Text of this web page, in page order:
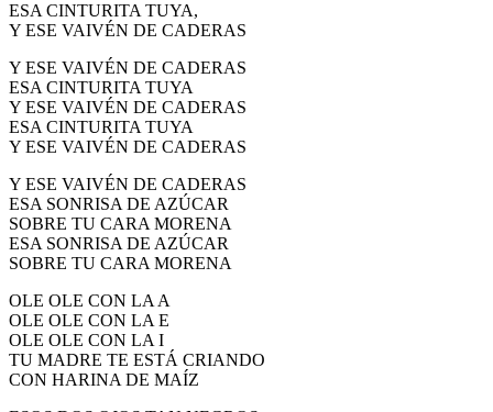
ESA CINTURITA TUYA,
Y ESE VAIVÉN DE CADERAS
Y ESE VAIVÉN DE CADERAS
ESA CINTURITA TUYA
Y ESE VAIVÉN DE CADERAS
ESA CINTURITA TUYA
Y ESE VAIVÉN DE CADERAS
Y ESE VAIVÉN DE CADERAS
ESA SONRISA DE AZÚCAR
SOBRE TU CARA MORENA
ESA SONRISA DE AZÚCAR
SOBRE TU CARA MORENA
OLE OLE CON LA A
OLE OLE CON LA E
OLE OLE CON LA I
TU MADRE TE ESTÁ CRIANDO
CON HARINA DE MAÍZ